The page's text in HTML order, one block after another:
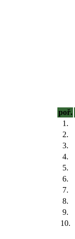
poř.
1.
2.
3.
4.
5.
6.
7.
8.
9.
10.